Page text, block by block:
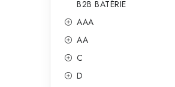
B2B BATÉRIE
AAA
AA
C
D